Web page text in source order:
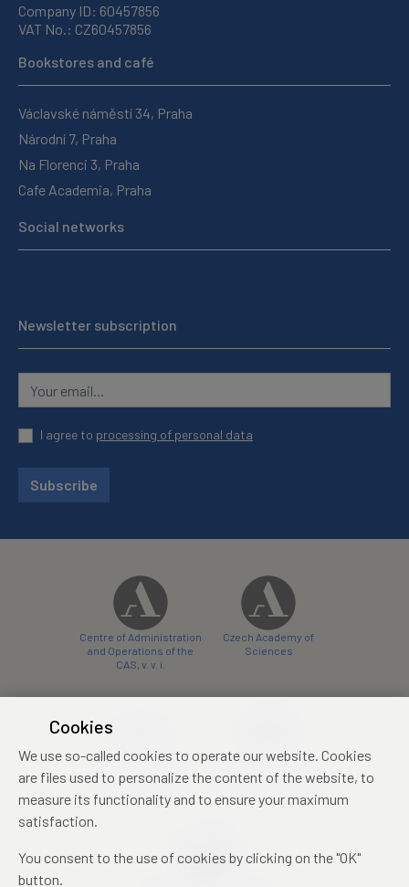
Company ID: 60457856
VAT No.: CZ60457856
Bookstores and café
Václavské náměstí 34, Praha
Národní 7, Praha
Na Florenci 3, Praha
Cafe Academia, Praha
Social networks
Newsletter subscription
I agree to processing of personal data
Subscribe
Centre of Administration
and Operations of the
CAS, v. v. i.
Czech Academy of
Sciences
conference centre
konferenční centrum
Cookies
We use so-called cookies to operate our website. Cookies
are files used to personalize the content of the website, to
measure its functionality and to ensure your maximum
satisfaction.
You consent to the use of cookies by clicking on the "OK"
button.